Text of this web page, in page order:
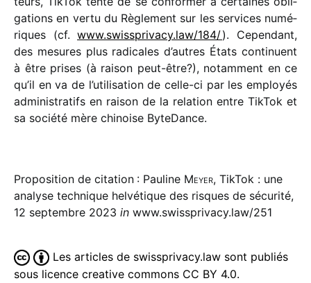
ga­tions en vertu du Règlement sur les services numé­
riques (cf. www​.swiss​pri​vacy​.law/​1​84/). Cependant,
des mesures plus radi­cales d’autres États conti­nuent
à être prises (à raison peut-être?), notam­ment en ce
qu’il en va de l’utilisation de celle-ci par les employés
admi­nis­tra­tifs en raison de la rela­tion entre TikTok et
sa société mère chinoise ByteDance.
Proposition de citation : Pauline Meyer, TikTok : une
analyse technique helvétique des risques de sécurité,
12 septembre 2023 in www.swissprivacy.law/251
Les articles de swissprivacy.law sont publiés
sous licence creative commons CC BY 4.0.